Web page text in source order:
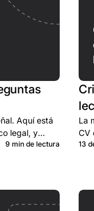
Aquí está
legal, y
9 min de lectura
La
CV
13